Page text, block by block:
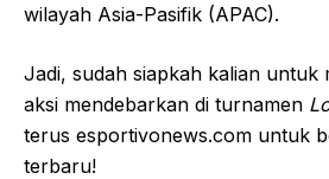
wilayah Asia-Pasifik (APAC).
Jadi, sudah siapkah kalian untuk
aksi mendebarkan di turnamen
terus esportivonews.com untuk
terbaru!